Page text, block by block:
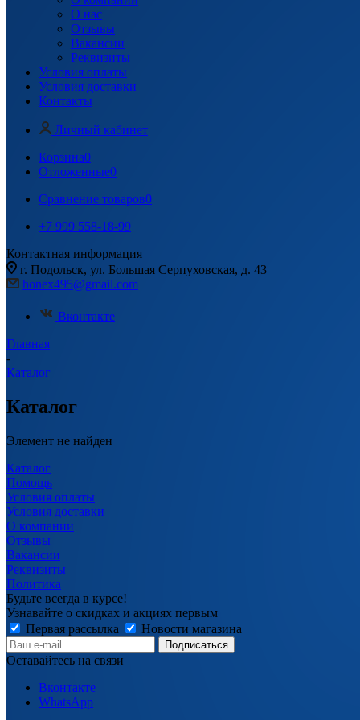
О нас
Отзывы
Вакансии
Реквизиты
Условия оплаты
Условия доставки
Контакты
Личный кабинет
Корзина0
Отложенные0
Сравнение товаров0
+7 999 558-18-99
Контактная информация
г. Подольск, ул. Большая Серпуховская, д. 43
honex495@gmail.com
Вконтакте
Главная
-
Каталог
Каталог
Элемент не найден
Каталог
Помощь
Условия оплаты
Условия доставки
О компании
Отзывы
Вакансии
Реквизиты
Политика
Будьте всегда в курсе!
Узнавайте о скидках и акциях первым
Первая рассылка
Новости магазина
Оставайтесь на связи
Вконтакте
WhatsApp